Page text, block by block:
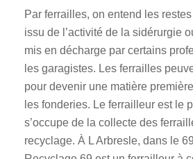
Par ferrailles, on entend les
issu de l’activité de la sidérurgie
mis en décharge par certains
les garagistes. Les ferrailles
pour devenir une matière
les fonderies. Le ferrailleur est le
s’occupe de la collecte des
recyclage. À L Arbresle, dans le